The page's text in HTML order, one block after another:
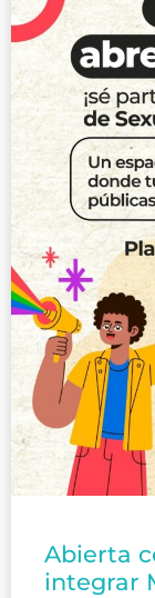
Abierta
integrar